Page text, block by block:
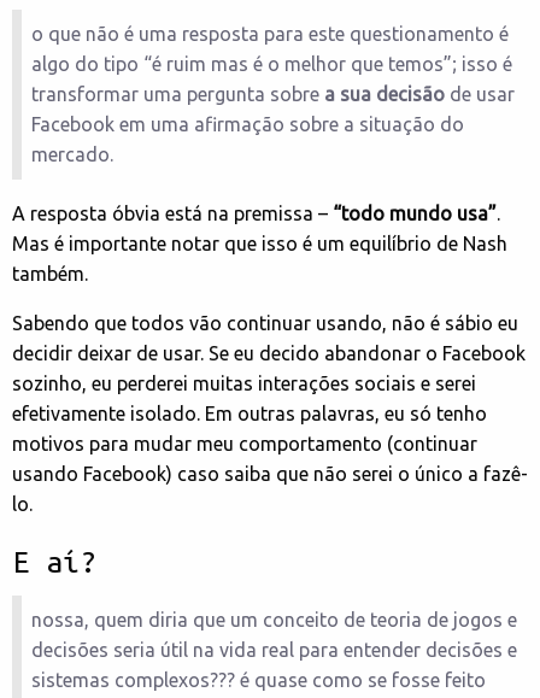
o que não é uma resposta para este questionamento é
algo do tipo “é ruim mas é o melhor que temos”; isso é
transformar uma pergunta sobre a sua decisão de usar
Facebook em uma afirmação sobre a situação do
mercado.
A resposta óbvia está na premissa – “todo mundo usa”.
Mas é importante notar que isso é um equilíbrio de Nash
também.
Sabendo que todos vão continuar usando, não é sábio eu
decidir deixar de usar. Se eu decido abandonar o Facebook
sozinho, eu perderei muitas interações sociais e serei
efetivamente isolado. Em outras palavras, eu só tenho
motivos para mudar meu comportamento (continuar
usando Facebook) caso saiba que não serei o único a fazê-
lo.
E aí?
nossa, quem diria que um conceito de teoria de jogos e
decisões seria útil na vida real para entender decisões e
sistemas complexos??? é quase como se fosse feito